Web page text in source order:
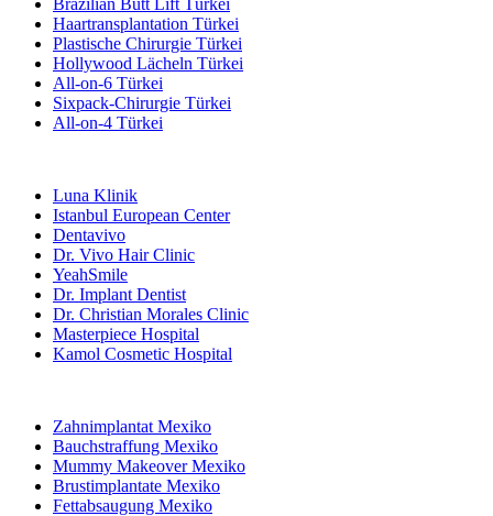
Haartransplantation Türkei
Plastische Chirurgie Türkei
Hollywood Lächeln Türkei
All-on-6 Türkei
Sixpack-Chirurgie Türkei
All-on-4 Türkei
Luna Klinik
Istanbul European Center
Dentavivo
Dr. Vivo Hair Clinic
YeahSmile
Dr. Implant Dentist
Dr. Christian Morales Clinic
Masterpiece Hospital
Kamol Cosmetic Hospital
Zahnimplantat Mexiko
Bauchstraffung Mexiko
Mummy Makeover Mexiko
Brustimplantate Mexiko
Fettabsaugung Mexiko